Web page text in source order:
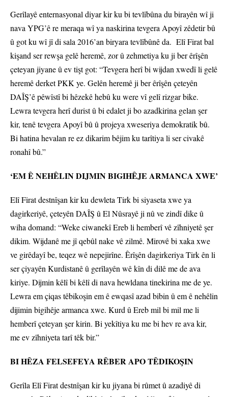
Gerîlayê enternasyonal diyar kir ku bi tevlîbûna du birayên wî ji
nava YPG’ê re meraqa wî ya naskirina tevgera Apoyî zêdetir bû
û got ku wî jî di sala 2016’an biryara tevlîbûnê da. Elî Firat bal
kişand ser rewşa gelê heremê, zor û zehmetiya ku ji ber êrîşên
çeteyan jiyane û ev tişt got: “Tevgera herî bi wijdan xwedî li gelê
heremê derket PKK ye. Gelên heremê ji ber êrîşên çeteyên
DAÎŞ’ê pêwîstî bi hêzekê hebû ku were vî gelî rizgar bike.
Lewra tevgera herî durist û bi edalet ji bo azadkirina gelan şer
kir, tenê tevgera Apoyî bû û projeya xweseriya demokratik bû.
Bi hatina hevalan re ez dikarim bêjim ku tarîtiya li ser civakê
ronahî bû.”
‘EM Ê NEHÊLIN DIJMIN BIGIHÊJE ARMANCA XWE’
Elî Firat destnîşan kir ku dewleta Tirk bi siyaseta xwe ya
dagirkeriyê, çeteyên DAÎŞ û El Nûsrayê ji nû ve zindî dike û
wiha domand: “Weke ciwanekî Ereb li hemberî vê zîhniyetê şer
dikim. Wijdanê me jî qebûl nake vê zilmê. Mirovê bi xaka xwe
ve girêdayî be, teqez wê nepejirîne. Êrîşên dagirkeriya Tirk ên li
ser çiyayên Kurdistanê û gerîlayên wê kîn di dilê me de ava
kiriye. Dijmin kêlî bi kêlî di nava hewldana tinekirina me de ye.
Lewra em çiqas têbikoşin em ê ewqasî azad bibin û em ê nehêlin
dijimin bigihêje armanca xwe. Kurd û Ereb mil bi mil me li
hemberî çeteyan şer kirin. Bi yekîtiya ku me bi hev re ava kir,
me ev zîhniyeta tarî têk bir.”
BI HÊZA FELSEFEYA RÊBER APO TÊDIKOŞIN
Gerîla Elî Firat destnîşan kir ku jiyana bi rûmet û azadiyê di